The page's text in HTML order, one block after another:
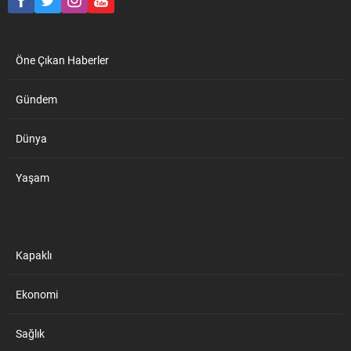
için başvurduğu popüler bir
Öne Çıkan Haberler
Gündem
Dünya
Yaşam
Kapaklı
Ekonomi
Sağlık